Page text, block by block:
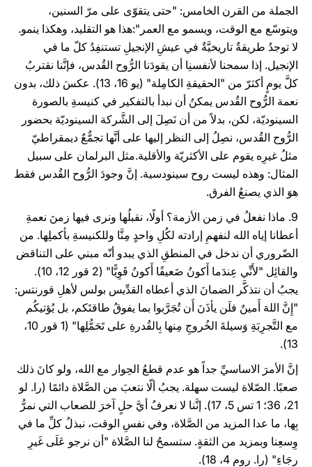
الجملة من القرن الخامس: "حتى يتقوّى على مرّ السنين،
ويتوسّع مع الوقت، ويسمو مع العمر":هذا هو التقليد، وهكذا ينمو.
لا توجدُ طريقةٌ تاريخيَّةٌ في عيشِ الإنجيلِ تستنفِدُ كلّ ما في
الإنجيل. إذا سمحنا لأنفسنِا أن يقودَنا الرُّوح القُدس، فإنَّنا نقتربُ
كلَّ يومٍ أكثرّ من "الحقيقةِ الكامِلة" (يو 16، 13). عكسَ ذلك، بدون
نعمة الرُّوح القُدس يمكنُ أن نبدأ بالتفكير في كنيسةِ بالصورة
السينوديّة، لكن، بدلاً من أن نَصِلَ إلى الشَّركة السينوديّة بحضور
الرُّوح القُدس، نصِلُ إلى النظر إليها على أنَّها تجمٌّعٌ ديمقراطيّ
مثلُ غيرِه يقوم على الأكثريّة والأقلية.مثل البرلمان على سبيل
المثال: وهذه ليست روح سينودسية. إنَّ وجودَ الرُّوح القُدس فقط
هوَ الذي يصنعُ الفرق.
9. ماذا نفعلُ في زمن الأزمة؟ أولًا، نقبلُها ونرى فيها زمنَ نعمةِ
أعطانا إياه الله لنفهمِ إرادته لكُلِ واحدٍ مِنَّا وللكنيسةِ بأكملِها. من
الضّروري أن ندخل في المنطقِ الذي يبدو أنّه مبني على التناقض
والقائِل "لأَنِّي عِندَما أَكونُ ضَعيفًا أَكونُ قَوِيًّا" (2 قور 12، 10).
يجبُ أن نتذكَّر الضمانَ الذي أعطاه القدِّيس بولس لأهلِ قورنتس:
"إِنَّ اللهَ أَمينٌ فلَن يأذَنَ أَن تُجَرَّبوا بما يفوقُ طاقتَكم، بل يُؤتيكُم
مع التَّجرِبَةِ وَسيلةَ الخُروجِ مِنها بِالقُدرةِ على تَحَمُّلِها" (1 قور 10،
13).
إنَّ الأمرَ الاساسيِّ جداً هو عدم قطعُ الحِوار مع الله، ولو كانَ ذلك
صعبًا. الصّلاة ليست سهلة. يجبُ ألّا نتعبَ من الصَّلاة دائمًا (را. لو
21، 36؛ 1 تس 5، 17). إنَّنا لا نعرفُ أيَّ حلٍ آخرَ للصعاب التي نمرُّ
بِها، ما عدا المزيد من الصَّلاة، وفي نفسِ الوقت، نبذلُ كلِّ ما في
وِسعِنا وبمزيد من الثقةٍ. ستسمحُ لنا الصَّلاة "أن نرجو عَلَى غَيرِ
رجَاءِ" (را. روم 4، 18).